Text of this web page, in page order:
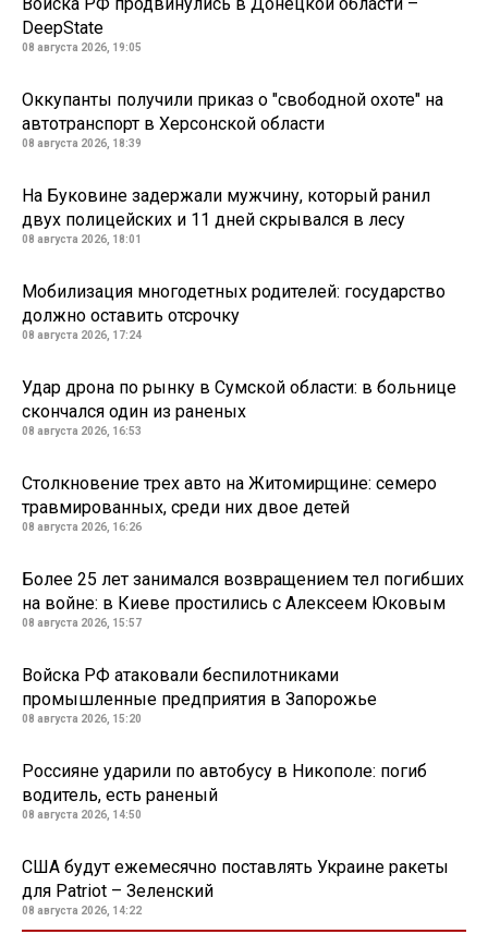
DeepState
08 августа 2026, 19:05
Оккупанты получили приказ о "свободной охоте" на
автотранспорт в Херсонской области
08 августа 2026, 18:39
На Буковине задержали мужчину, который ранил
двух полицейских и 11 дней скрывался в лесу
08 августа 2026, 18:01
Мобилизация многодетных родителей: государство
должно оставить отсрочку
08 августа 2026, 17:24
Удар дрона по рынку в Сумской области: в больнице
скончался один из раненых
08 августа 2026, 16:53
Столкновение трех авто на Житомирщине: семеро
травмированных, среди них двое детей
08 августа 2026, 16:26
Более 25 лет занимался возвращением тел погибших
на войне: в Киеве простились с Алексеем Юковым
08 августа 2026, 15:57
Войска РФ атаковали беспилотниками
промышленные предприятия в Запорожье
08 августа 2026, 15:20
Россияне ударили по автобусу в Никополе: погиб
водитель, есть раненый
08 августа 2026, 14:50
США будут ежемесячно поставлять Украине ракеты
для Patriot – Зеленский
08 августа 2026, 14:22